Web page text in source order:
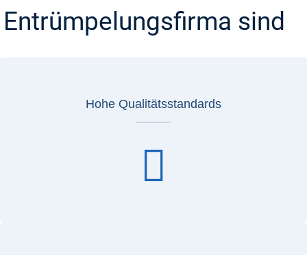
Entrümpelungsfirma sind
Hohe Qualitätsstandards